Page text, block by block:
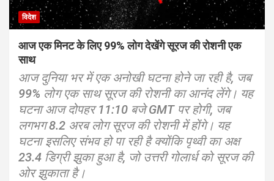
विदेश
आज एक मिनट के लिए 99% लोग देखेंगे सूरज की रोशनी एक
साथ
आज दुनिया भर में एक अनोखी घटना होने जा रही है, जब
99% लोग एक साथ सूरज की रोशनी का आनंद लेंगे। यह
घटना आज दोपहर 11:10 बजे GMT पर होगी, जब
लगभग 8.2 अरब लोग सूरज की रोशनी में होंगे। यह
घटना इसलिए संभव हो पा रही है क्योंकि पृथ्वी का अक्ष
23.4 डिग्री झुका हुआ है, जो उत्तरी गोलार्ध को सूरज की
ओर झुकाता है।